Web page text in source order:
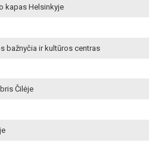
kapas Helsinkyje
bažnyčia ir kultūros centras
Čilėje